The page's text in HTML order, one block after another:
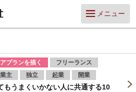
メニュー
プランを描く
フリーランス
主
独立 起業 開業
もうまくいかない人に共通する10